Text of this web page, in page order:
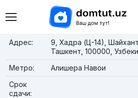
Адрес:
9, Хадра (Ц-14),
Ташкент, 100000,
Метро:
Алишера Навои
Срок
сдачи: